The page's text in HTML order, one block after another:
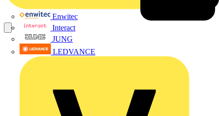
Enwitec
Interact
JUNG
LEDVANCE